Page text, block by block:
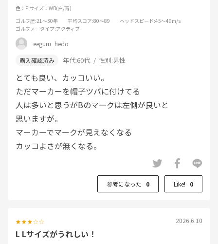
色：F サイズ：WB(白/青)
ゴルフ歴:21～30年 平均スコア:80～89 ヘッドスピード:45～49m/s
ゴルファータイプ:アクティブ
eeguru_hedo
年代:60代 性別:男性
とても良い、カッコいい。
ただマーカーを帽子ツバに付けてる
人は多いと思うがBのマークは左側が良いと
思いますが。
マーカーでマークが見えなくなる
カッコよさが無くなる。
参考になった 0 Like! 0
2026.6.10
L Lサイズがうれしい！